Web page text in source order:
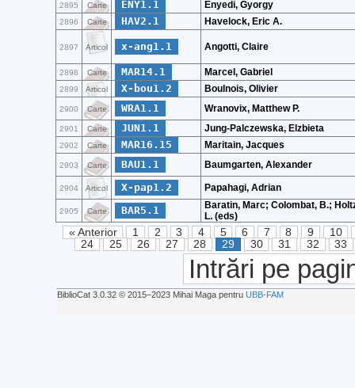
2895 Carte ENY1.1 Enyedi, Gyorgy
2896 Carte HAV2.1 Havelock, Eric A.
2897 Articol x-ang1.1 Angotti, Claire
2898 Carte MAR14.1 Marcel, Gabriel
2899 Articol X-bou1.2 Boulnois, Olivier
2900 Carte WRA1.1 Wranovix, Matthew P.
2901 Carte JUN1.1 Jung-Palczewska, Elzbieta
2902 Carte MAR16.15 Maritain, Jacques
2903 Carte BAU1.1 Baumgarten, Alexander
2904 Articol X-pap1.2 Papahagi, Adrian
2905 Carte BAR5.1
Baratin, Marc; Colombat, B.;
L. (eds)
« Anterior 1 2 3 4 5 6 7 8 9
10
24
25 26 27 28 29 30 31 32 33
Intrări pe
BiblioCat 3.0.32 © 2015‒2023 Mihai Maga pentru UBB-FAM